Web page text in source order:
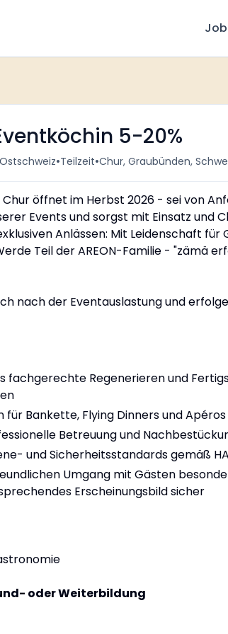
5-20%
•Teilzeit•Chur, Graubünden,
Chur öffnet im Herbst 2026 - sei von
Events und sorgst mit Einsatz und
Anlässen: Mit Leidenschaft
Teil der AREON-Familie - "zämä
nach der Eventauslastung und
fachgerechte Regenerieren und
für Bankette, Flying Dinners und
Betreuung und
und Sicherheitsstandards gemäß
Umgang mit Gästen
Erscheinungsbild sicher
oder Weiterbildung